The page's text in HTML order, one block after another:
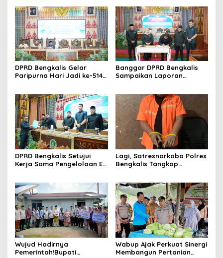
DPRD Bengkalis Gelar
Paripurna Hari Jadi ke-514
Negeri Junjungan.
Banggar DPRD Bengkalis
Sampaikan Laporan
Pelaksanaan APBD Tahun
Anggaran 2025
DPRD Bengkalis Setujui
Kerja Sama Pengelolaan E-
Lagi, Satresnarkoba Polres
Bengkalis Tangkap
Wujud Hadirnya
Pemerintah!Bupati
Wabup Ajak Perkuat Sinergi
Membangun Pertanian